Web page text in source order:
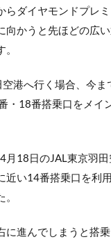
らダイヤモンドプレ
向かうと先ほどの広
空港へ行く場合、今ま
・18番搭乗口をメイ
月18日のJAL東京羽
近い14番搭乗口を利
に進んでしまうと搭